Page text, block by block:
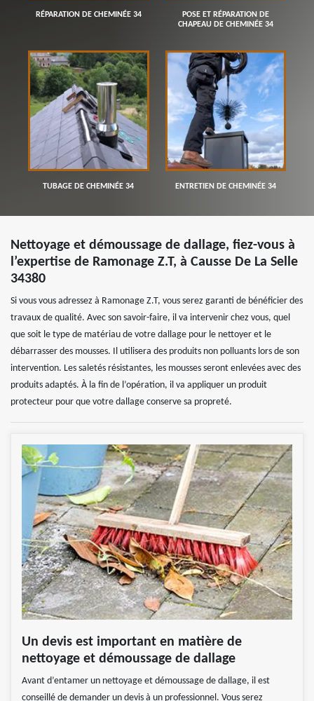
RÉPARATION DE CHEMINÉE 34
POSE ET RÉPARATION DE
CHAPEAU DE CHEMINÉE 34
TUBAGE DE CHEMINÉE 34 ENTRETIEN DE CHEMINÉE 34
Nettoyage et démoussage de dallage, fiez-vous à
l’expertise de Ramonage Z.T, à Causse De La Selle
34380
Si vous vous adressez à Ramonage Z.T, vous serez garanti de bénéficier des
travaux de qualité. Avec son savoir-faire, il va intervenir chez vous, quel
que soit le type de matériau de votre dallage pour le nettoyer et le
débarrasser des mousses. Il utilisera des produits non polluants lors de son
intervention. Les saletés résistantes, les mousses seront enlevées avec des
produits adaptés. À la fin de l’opération, il va appliquer un produit
protecteur pour que votre dallage conserve sa propreté.
Un devis est important en matière de
nettoyage et démoussage de dallage
Avant d’entamer un nettoyage et démoussage de dallage, il est
conseillé de demander un devis à un professionnel. Vous serez